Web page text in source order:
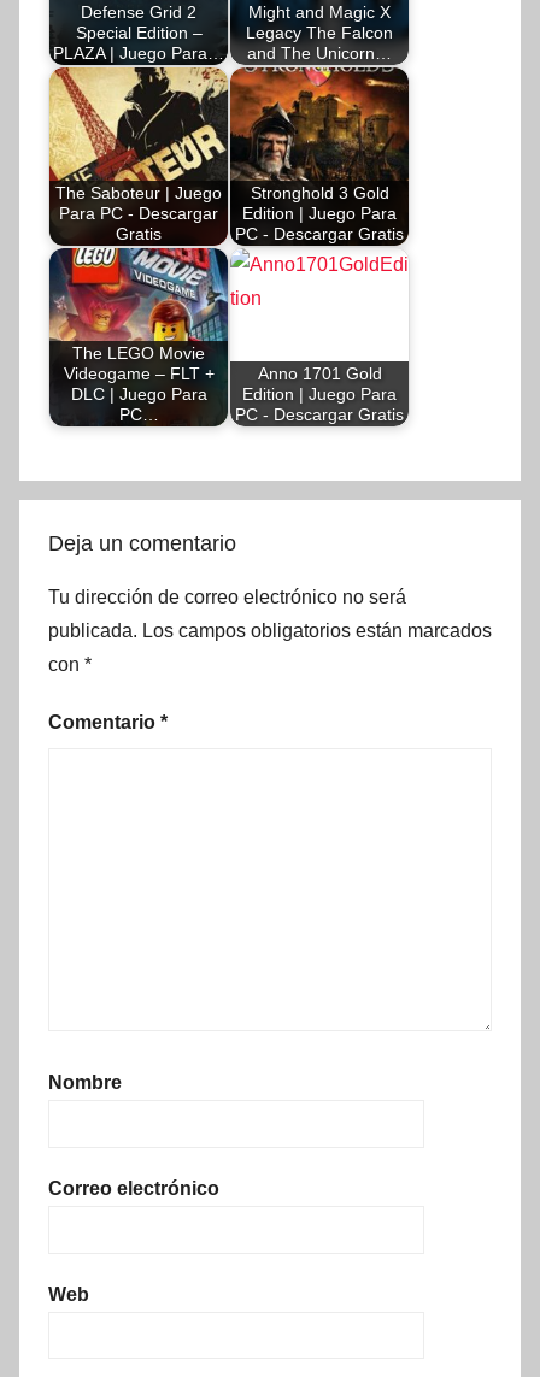
Defense Grid 2
Special Edition –
PLAZA | Juego Para…
Might and Magic X
Legacy The Falcon
and The Unicorn…
The Saboteur | Juego
Para PC - Descargar
Gratis
Stronghold 3 Gold
Edition | Juego Para
PC - Descargar Gratis
The LEGO Movie
Videogame – FLT +
DLC | Juego Para
PC…
Anno 1701 Gold
Edition | Juego Para
PC - Descargar Gratis
Deja un comentario
Tu dirección de correo electrónico no será
publicada. Los campos obligatorios están marcados
con *
Comentario *
Nombre
Correo electrónico
Web